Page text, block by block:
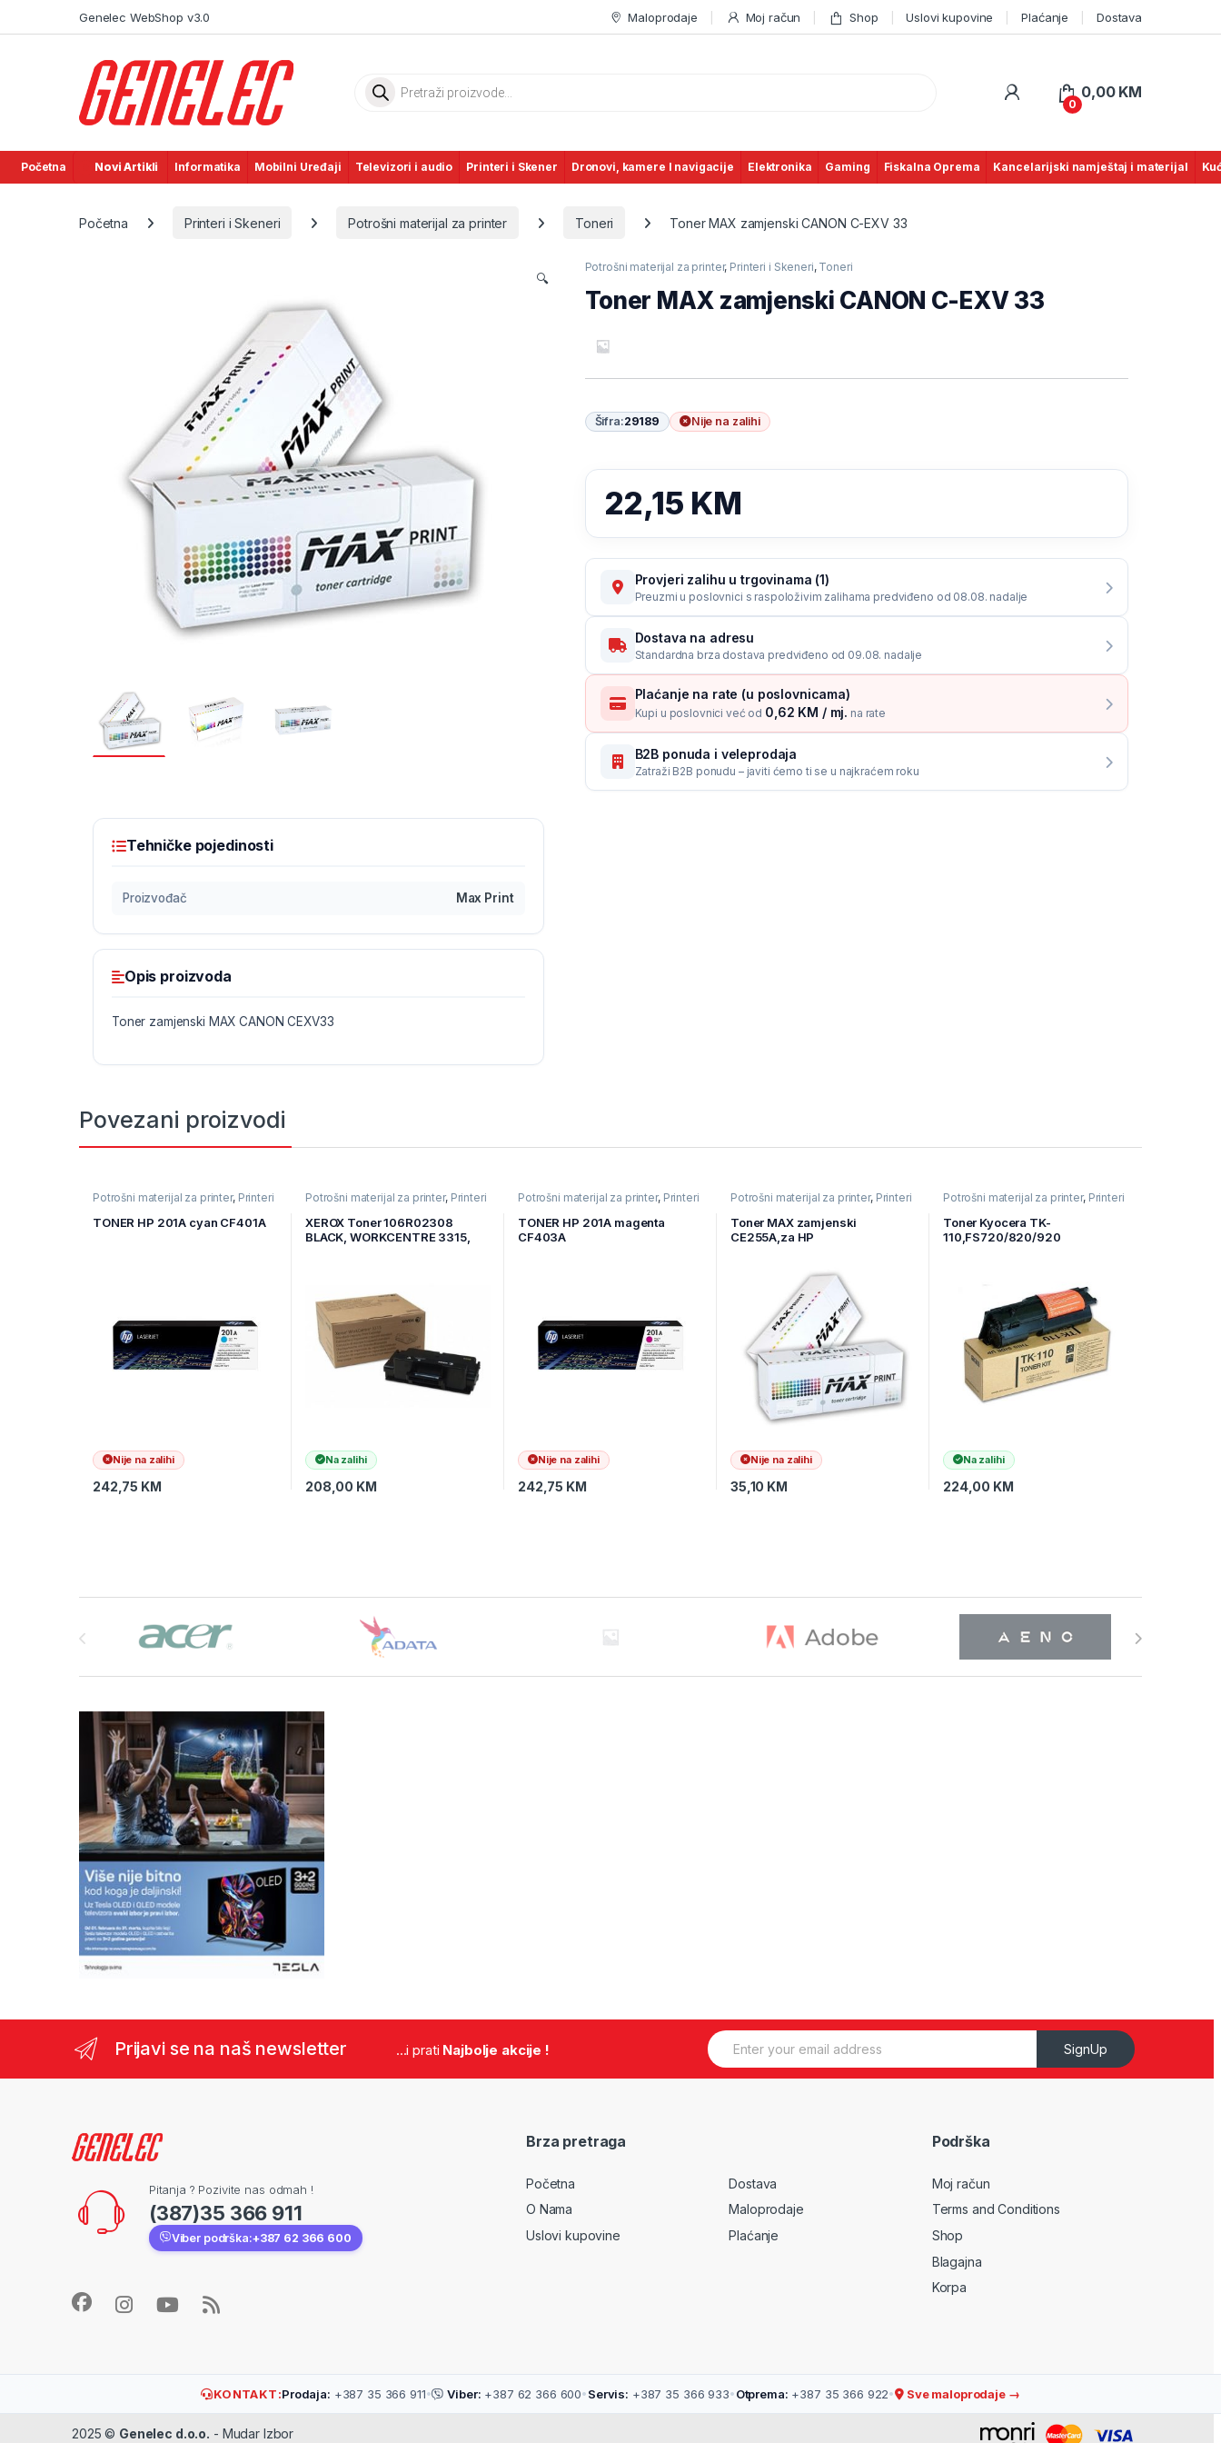
Genelec WebShop v3.0 Maloprodaje Moj račun Shop Uslovi kupovine Plaćanje Dostava
Products search
0
0,00 KM
Početna Novi Artikli Informatika Mobilni Uređaji Televizori i audio Printeri i Skener Dronovi, kamere I navigacije Elektronika Gaming Fiskalna Oprema Kancelarijski namještaj i materijal
Početna Printeri i Skeneri Potrošni materijal za printer Toneri Toner MAX zamjenski CANON C-EXV 33
🔍
Potrošni materijal za printer, Printeri i Skeneri, Toneri
Toner MAX zamjenski CANON C-EXV 33
Šifra:29189 Nije na zalihi
22,15 KM
Provjeri zalihu u trgovinama (1)
Preuzmi u poslovnici s raspoloživim zalihama predviđeno od 08.08. nadalje
Dostava na adresu
Standardna brza dostava predviđeno od 09.08. nadalje
Plaćanje na rate (u poslovnicama)
Kupi u poslovnici već od 0,62 KM / mj. na rate
B2B ponuda i veleprodaja
Zatraži B2B ponudu – javiti ćemo ti se u najkraćem roku
Tehničke pojedinosti
Proizvođač Max Print
Opis proizvoda
Toner zamjenski MAX CANON CEXV33
Povezani proizvodi
Potrošni materijal za printer, Printeri
Toneri
TONER HP 201A cyan CF401A
Nije na zalihi
242,75 KM
Potrošni materijal za printer, Printeri
Toneri
XEROX Toner 106R02308
BLACK, WORKCENTRE 3315,
Na zalihi
208,00 KM
Potrošni materijal za printer, Printeri
Toneri
TONER HP 201A magenta
CF403A
Nije na zalihi
242,75 KM
Potrošni materijal za printer, Printeri
Toneri
Toner MAX zamjenski
CE255A,za HP
Nije na zalihi
35,10 KM
Potrošni materijal za printer, Printeri
Toneri
Toner Kyocera TK-
110,FS720/820/920
Na zalihi
224,00 KM
Prijavi se na naš newsletter ...i prati Najbolje akcije !
E
m
SignUp
Pitanja ? Pozivite nas odmah !
(387)35 366 911
Viber podrška:+387 62 366 600
Brza pretraga
Početna
O Nama
Uslovi kupovine
Dostava
Maloprodaje
Plaćanje
Podrška
Moj račun
Terms and Conditions
Shop
Blagajna
Korpa
KONTAKT:Prodaja: +387 35 366 911• Viber: +387 62 366 600• Servis: +387 35 366 933• Otprema: +387 35 366 922• Sve maloprodaje →
2025 © Genelec d.o.o. - Mudar Izbor